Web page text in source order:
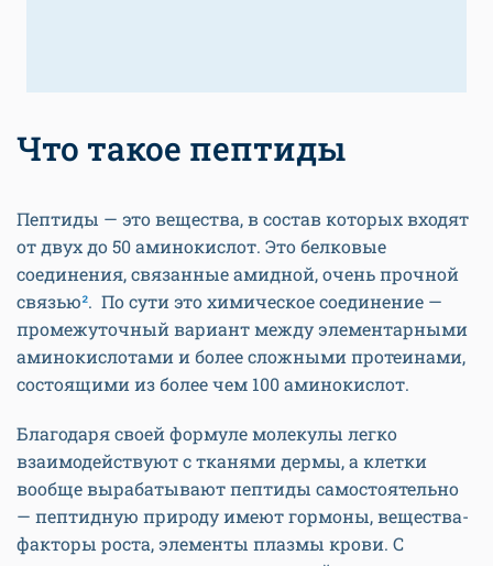
Что такое пептиды
Пептиды — это вещества, в состав которых входят
от двух до 50 аминокислот. Это белковые
соединения, связанные амидной, очень прочной
связью². По сути это химическое соединение —
промежуточный вариант между элементарными
аминокислотами и более сложными протеинами,
состоящими из более чем 100 аминокислот.
Благодаря своей формуле молекулы легко
взаимодействуют с тканями дермы, а клетки
вообще вырабатывают пептиды самостоятельно
— пептидную природу имеют гормоны, вещества-
факторы роста, элементы плазмы крови. С